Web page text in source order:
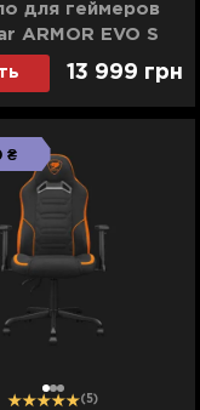
для геймеров
ARMOR EVO S
(UA)
13 999 грн
123
₴
(5)